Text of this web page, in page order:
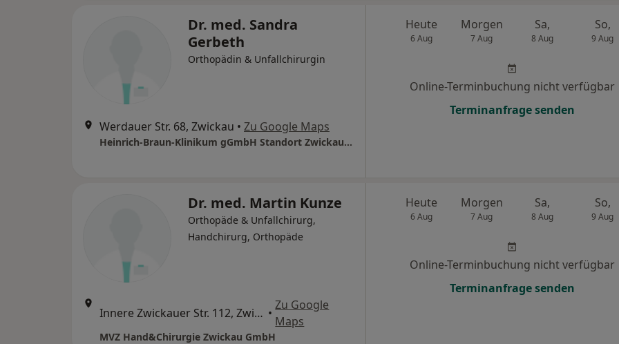
Dr. med. Sandra
Gerbeth
Orthopädin & Unfallchirurgin
Werdauer Str. 68, Zwickau • Zu Google Maps
Heinrich-Braun-Klinikum gGmbH Standort Zwickau Abt. Orthopädie und Unfallchirurgie
Heute
6 Aug
Morgen
7 Aug
Sa,
8 Aug
So,
9 Aug
Online-Terminbuchung nicht verfügbar
Terminanfrage senden
Dr. med. Martin Kunze
Orthopäde & Unfallchirurg,
Handchirurg, Orthopäde
Innere Zwickauer Str. 112, Zwickau •
Zu Google
Maps
MVZ Hand&Chirurgie Zwickau GmbH
Heute
6 Aug
Morgen
7 Aug
Sa,
8 Aug
So,
9 Aug
Online-Terminbuchung nicht verfügbar
Terminanfrage senden